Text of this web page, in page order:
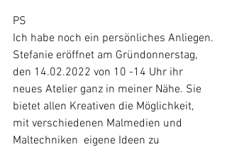
PS
Ich habe noch ein persönliches Anliegen.
Stefanie eröffnet am Gründonnerstag,
den 14.02.2022 von 10 -14 Uhr ihr
neues Atelier ganz in meiner Nähe. Sie
bietet allen Kreativen die Möglichkeit,
mit verschiedenen Malmedien und
Maltechniken  eigene Ideen zu